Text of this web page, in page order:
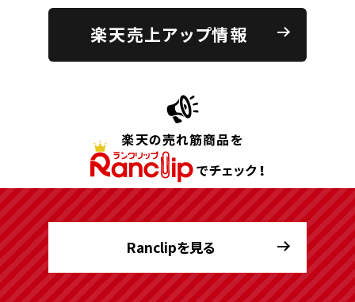
楽天売上アップ情報
Ranclipを見る